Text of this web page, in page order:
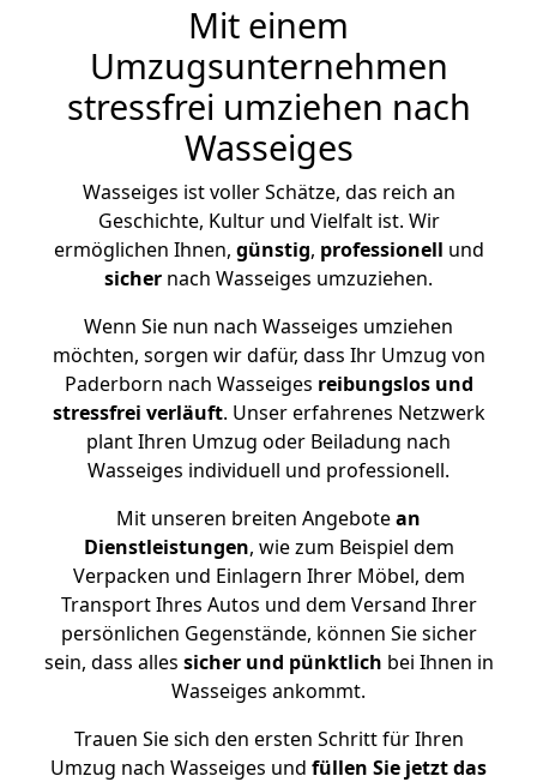
Mit einem
Umzugsunternehmen
stressfrei umziehen nach
Wasseiges
Wasseiges ist voller Schätze, das reich an
Geschichte, Kultur und Vielfalt ist. Wir
ermöglichen Ihnen, günstig, professionell und
sicher nach Wasseiges umzuziehen.
Wenn Sie nun nach Wasseiges umziehen
möchten, sorgen wir dafür, dass Ihr Umzug von
Paderborn nach Wasseiges reibungslos und
stressfrei verläuft. Unser erfahrenes Netzwerk
plant Ihren Umzug oder Beiladung nach
Wasseiges individuell und professionell.
Mit unseren breiten Angebotean
Dienstleistungen, wie zum Beispiel dem
Verpacken und Einlagern Ihrer Möbel, dem
Transport Ihres Autos und dem Versand Ihrer
persönlichen Gegenstände, können Sie sicher
sein, dass alles sicher und pünktlich bei Ihnen in
Wasseiges ankommt.
Trauen Sie sich den ersten Schritt für Ihren
Umzug nach Wasseiges und füllen Sie jetzt das